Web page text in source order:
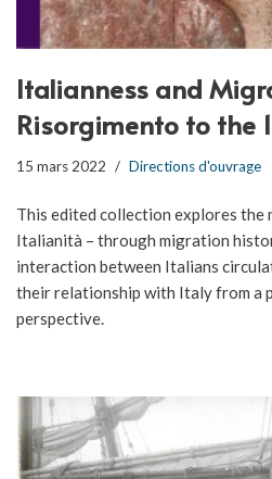
Italianness and
Risorgimento to the
15 mars 2022 Directions d'ouvrage
This edited collection explores
Italianità – through migration
interaction between Italians
their relationship with Italy from a
perspective.